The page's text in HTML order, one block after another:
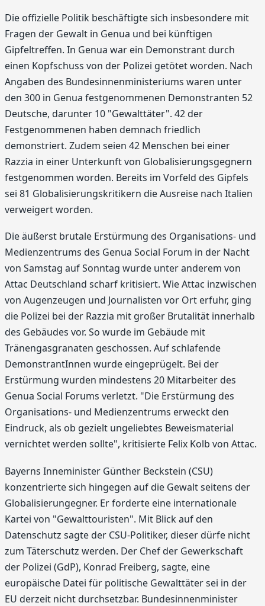
Die offizielle Politik beschäftigte sich insbesondere mit
Fragen der Gewalt in Genua und bei künftigen
Gipfeltreffen. In Genua war ein Demonstrant durch
einen Kopfschuss von der Polizei getötet worden. Nach
Angaben des Bundesinnenministeriums waren unter
den 300 in Genua festgenommenen Demonstranten 52
Deutsche, darunter 10 "Gewalttäter". 42 der
Festgenommenen haben demnach friedlich
demonstriert. Zudem seien 42 Menschen bei einer
Razzia in einer Unterkunft von Globalisierungsgegnern
festgenommen worden. Bereits im Vorfeld des Gipfels
sei 81 Globalisierungskritikern die Ausreise nach Italien
verweigert worden.
Die äußerst brutale Erstürmung des Organisations- und
Medienzentrums des Genua Social Forum in der Nacht
von Samstag auf Sonntag wurde unter anderem von
Attac Deutschland scharf kritisiert. Wie Attac inzwischen
von Augenzeugen und Journalisten vor Ort erfuhr, ging
die Polizei bei der Razzia mit großer Brutalität innerhalb
des Gebäudes vor. So wurde im Gebäude mit
Tränengasgranaten geschossen. Auf schlafende
DemonstrantInnen wurde eingeprügelt. Bei der
Erstürmung wurden mindestens 20 Mitarbeiter des
Genua Social Forums verletzt. "Die Erstürmung des
Organisations- und Medienzentrums erweckt den
Eindruck, als ob gezielt ungeliebtes Beweismaterial
vernichtet werden sollte", kritisierte Felix Kolb von Attac.
Bayerns Inneminister Günther Beckstein (CSU)
konzentrierte sich hingegen auf die Gewalt seitens der
Globalisierungegner. Er forderte eine internationale
Kartei von "Gewalttouristen". Mit Blick auf den
Datenschutz sagte der CSU-Politiker, dieser dürfe nicht
zum Täterschutz werden. Der Chef der Gewerkschaft
der Polizei (GdP), Konrad Freiberg, sagte, eine
europäische Datei für politische Gewalttäter sei in der
EU derzeit nicht durchsetzbar. Bundesinnenminister